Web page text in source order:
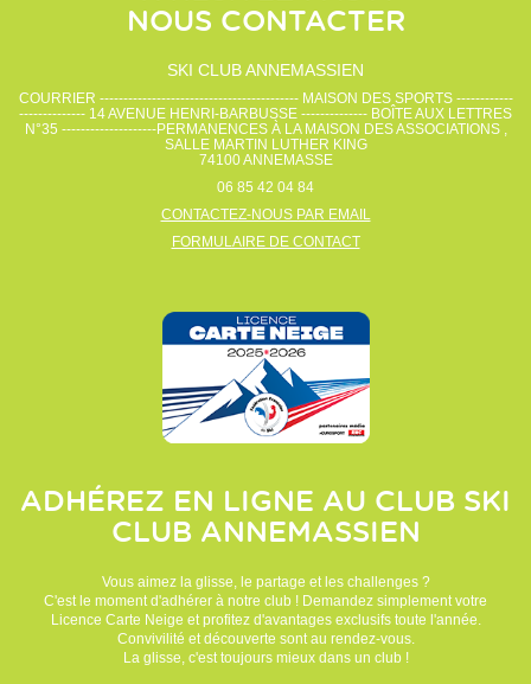
NOUS CONTACTER
SKI CLUB ANNEMASSIEN
COURRIER ------------------------------------------ MAISON DES SPORTS ------------
-------------- 14 AVENUE HENRI-BARBUSSE -------------- BOÎTE AUX LETTRES
N°35 --------------------PERMANENCES À LA MAISON DES ASSOCIATIONS ,
SALLE MARTIN LUTHER KING
74100ANNEMASSE
06 85 42 04 84
CONTACTEZ-NOUS PAR EMAIL
FORMULAIRE DE CONTACT
ADHÉREZ EN LIGNE AU CLUB SKI
CLUB ANNEMASSIEN
Vous aimez la glisse, le partage et les challenges ?
C'est le moment d'adhérer à notre club ! Demandez simplement votre
Licence Carte Neige et profitez d'avantages exclusifs toute l'année.
Convivilité et découverte sont au rendez-vous.
La glisse, c'est toujours mieux dans un club !